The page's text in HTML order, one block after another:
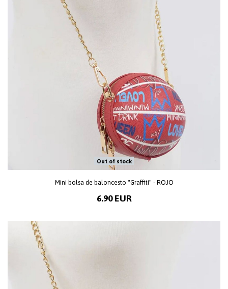
Out of stock
Mini bolsa de baloncesto "Graffiti" - ROJO
6.90 EUR